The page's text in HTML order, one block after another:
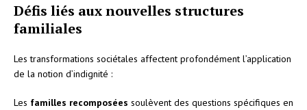
Défis liés aux nouvelles structures
familiales
Les transformations sociétales affectent profondément l’application
de la notion d’indignité :
Les familles recomposées soulèvent des questions spécifiques en